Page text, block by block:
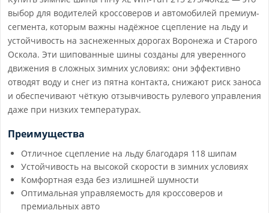
выбор для водителей кроссоверов и автомобилей премиум-
сегмента, которым важны надёжное сцепление на льду и
устойчивость на заснеженных дорогах Воронежа и Старого
Оскола. Эти шипованные шины созданы для уверенного
движения в сложных зимних условиях: они эффективно
отводят воду и снег из пятна контакта, снижают риск заноса
и обеспечивают чёткую отзывчивость рулевого управления
даже при низких температурах.
Преимущества
Отличное сцепление на льду благодаря 118 шипам
Устойчивость на высокой скорости в зимних условиях
Комфортная езда без излишней шумности
Оптимальная управляемость для кроссоверов и
премиальных авто